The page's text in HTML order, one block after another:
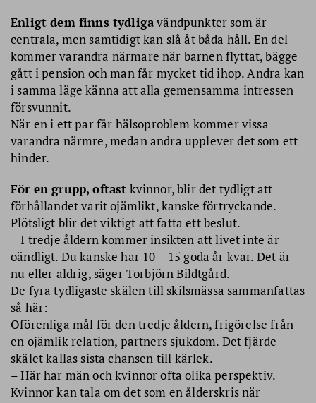
Enligt dem finns tydligavändpunkter som är
centrala, men samtidigt kan slå åt båda håll. En del
kommer varandra närmare när barnen flyttat, bägge
gått i pension och man får mycket tid ihop. Andra kan
i samma läge känna att alla gemensamma intressen
försvunnit.
När en i ett par får hälsoproblem kommer vissa
varandra närmre, medan andra upplever det som ett
hinder.
För en grupp, oftast kvinnor, blir det tydligt att
förhållandet varit ojämlikt, kanske förtryckande.
Plötsligt blir det viktigt att fatta ett beslut.
– I tredje åldern kommer insikten att livet inte är
oändligt. Du kanske har 10 – 15 goda år kvar. Det är
nu eller aldrig, säger Torbjörn Bildtgård.
De fyra tydligaste skälen till skilsmässa sammanfattas
så här:
Oförenliga mål för den tredje åldern, frigörelse från
en ojämlik relation, partners sjukdom. Det fjärde
skälet kallas sista chansen till kärlek.
– Här har män och kvinnor ofta olika perspektiv.
Kvinnor kan tala om det som en ålderskris när